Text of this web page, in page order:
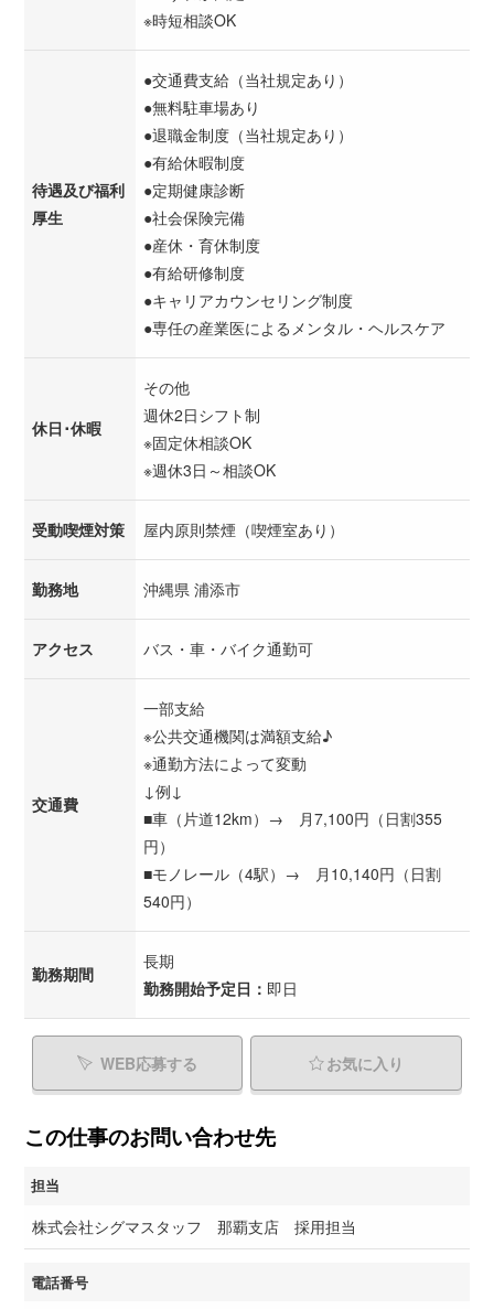
※時短相談OK
待遇及び福利
厚生
●交通費支給（当社規定あり）
●無料駐車場あり
●退職金制度（当社規定あり）
●有給休暇制度
●定期健康診断
●社会保険完備
●産休・育休制度
●有給研修制度
●キャリアカウンセリング制度
●専任の産業医によるメンタル・ヘルスケア
休日･休暇
その他
週休2日シフト制
※固定休相談OK
※週休3日～相談OK
受動喫煙対策 屋内原則禁煙（喫煙室あり）
勤務地 沖縄県 浦添市
アクセス バス・車・バイク通勤可
交通費
一部支給
※公共交通機関は満額支給♪
※通勤方法によって変動
↓例↓
■車（片道12km）→ 月7,100円（日割355
円）
■モノレール（4駅）→ 月10,140円（日割
540円）
勤務期間
長期
勤務開始予定日： 即日
WEB応募する お気に入り
この仕事のお問い合わせ先
担当
株式会社シグマスタッフ 那覇支店 採用担当
電話番号